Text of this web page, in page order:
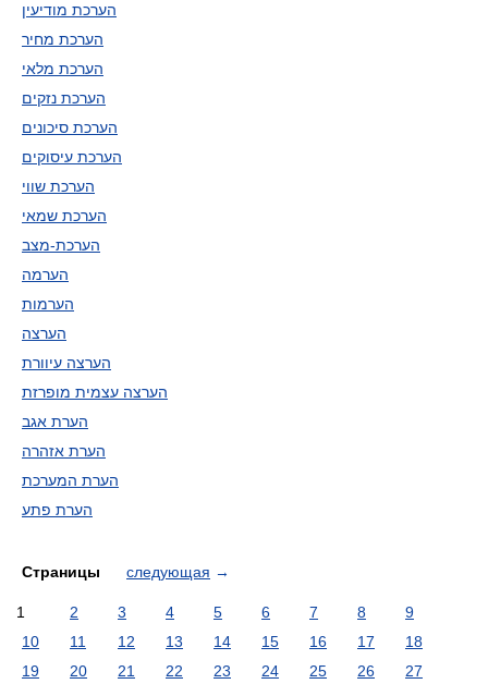
הערכת מודיעין
הערכת מחיר
הערכת מלאי
הערכת נזקים
הערכת סיכונים
הערכת עיסוקים
הערכת שווי
הערכת שמאי
הערכת-מצב
הערמה
הערמות
הערצה
הערצה עיוורת
הערצה עצמית מופרזת
הערת אגב
הערת אזהרה
הערת המערכת
הערת פתע
Страницы следующая →
1 2 3 4 5 6 7 8
9
10
11 12 13 14 15 16 17
18
19
20 21 22 23 24 25 26 27